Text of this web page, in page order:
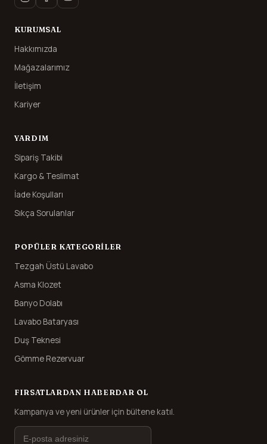
KURUMSAL
Hakkımızda
Mağazalarımız
İletişim
Kariyer
YARDIM
Sipariş Takibi
Kargo & Teslimat
İade Koşulları
Sıkça Sorulanlar
POPÜLER KATEGORILER
Tezgah Üstü Lavabo
Asma Klozet
Banyo Dolabı
Lavabo Bataryası
Duş Teknesi
Gömme Rezervuar
FIRSATLARDAN HABERDAR OL
Kampanya ve yeni ürünler için bültene katıl.